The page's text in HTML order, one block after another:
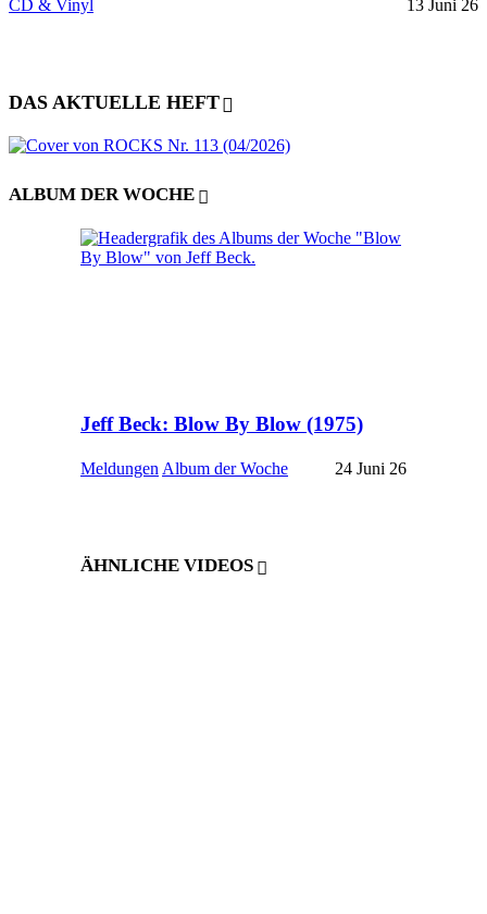
CD & Vinyl 13 Juni 26
DAS AKTUELLE HEFT
ALBUM DER WOCHE
Jeff Beck: Blow By Blow (1975)
Meldungen Album der Woche 24 Juni 26
ÄHNLICHE VIDEOS